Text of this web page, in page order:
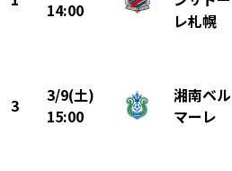
14:00
レ札幌
3
3/9(土)
15:00
湘南ベル
マーレ